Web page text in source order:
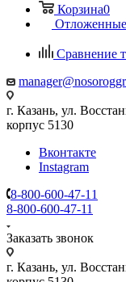
Корзина0
Отложенные
Сравнение
г. Казань, ул.
корпус 5130
Вконтакте
Instagram
8-800-600-47-11
8-800-600-47-11
Заказать звонок
г. Казань, ул.